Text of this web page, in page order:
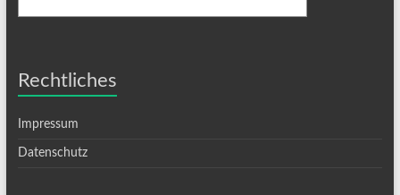
Rechtliches
Impressum
Datenschutz